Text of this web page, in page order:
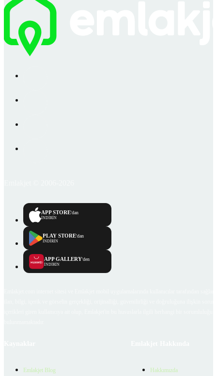
APP STORE'dan
İNDİRİN
PLAY STORE'dan
İNDİRİN
APP GALLERY'den
İNDİRİN
Emlakjet Blog Hakkımızda